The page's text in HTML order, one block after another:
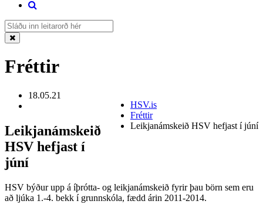
Fréttir
HSV.is
Fréttir
Leikjanámskeið HSV hefjast í júní
18.05.21
Leikjanámskeið
HSV hefjast í
júní
HSV býður upp á íþrótta- og leikjanámskeið fyrir þau börn sem eru
að ljúka 1.-4. bekk í grunnskóla, fædd árin 2011-2014.